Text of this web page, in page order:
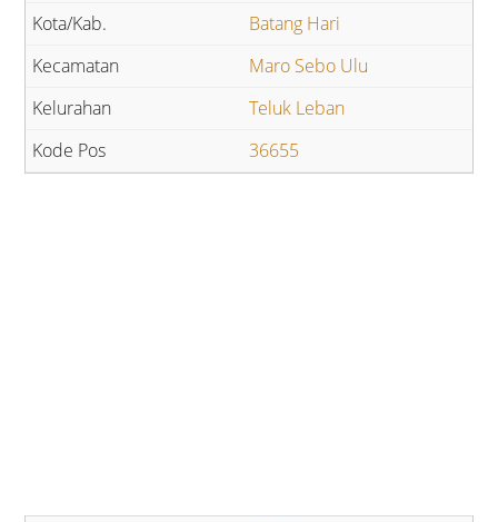
Batang Hari
Maro Sebo Ulu
Teluk Leban
36655